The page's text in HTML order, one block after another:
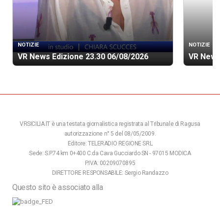
NOTIZIE
VR News Edizione 23.30 06/08/2026
NOTIZIE
VR
VRSICILIA.IT è una testata giornalistica registrata al Tribunale di Ragusa
autorizzazione n° 5 del 08/05/2009.
Editore: TELERADIO REGIONE SRL
Sede: S.P.74 km 0+400 C.da Cava Gucciardo SN - 97015 MODICA
P.IVA: 00209070895
DIRETTORE RESPONSABILE: Sergio Randazzo
Questo sito è associato alla